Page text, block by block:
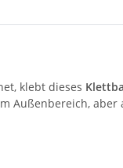
klebt dieses
Außenbereich,